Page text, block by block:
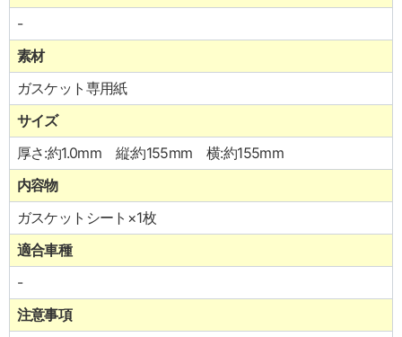
-
素材
ガスケット専用紙
サイズ
厚さ:約1.0mm 縦:約155mm 横:約155mm
内容物
ガスケットシート×1枚
適合車種
-
注意事項